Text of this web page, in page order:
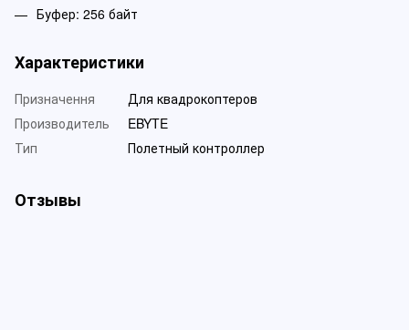
Буфер: 256 байт
Характеристики
Призначення
Для квадрокоптеров
Производитель
EBYTE
Тип
Полетный контроллер
Отзывы